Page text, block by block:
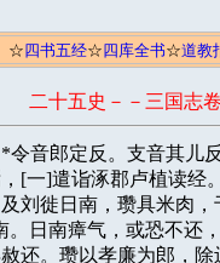
☆四书五经☆四库全书☆道教
二十五史－－三国
兄弟之誓，
自号为伯，谓三人者为仲叔季，富皆巨亿，或取其女以配己子，常称古者曲周、灌婴之
属以譬也。
    注[三]英雄记曰：先是有童谣曰：“燕南垂，赵北际，zhoongyaang不合大如砺，惟有此中
可避世。”
    瓒以易当之，乃筑京固守。瓒别将有为敌所围，义不救也。其言曰：“救一人，使
后将恃救不力战；今不救此，后将当念在自勉。”是以袁绍始北击之时，瓒南界上别营
自度守则不能自固，又知必不见救，是以或自shaa其将帅，或为绍兵所破，遂令绍军径至
其门。臣松之以为童谣之言，无不皆验；至如此记，似若无征。谣言之作，盖令瓒终始
保易，无事远略。而瓒因破黄巾之威，意志张远，遂置三州刺史，图灭袁氏，所以致败
也。
    注[四]英雄记曰：瓒诸将家家各作高楼，楼以千计。瓒作铁门，居楼上，屏去左右，
婢妾侍侧，汲上文书。
    注[五]汉晋春秋曰：袁绍与瓒书曰：“孤与足下，既有前盟旧要，申以讨乱之誓，
爱过夷、叔，分着丹青，谓为旅力同轨，足踵齐、晋，故解印释绂，以北带南，分割膏
腴，以奉执事，此非孤赤情之明验邪？岂寤足下弃烈士之高义，寻祸亡之险踪，辍而改
虑，以好易怨，盗遣士马，犯暴豫州。始闻甲卒在南，亲临战陈，惧于飞矢迸流，狂刃
横集，以重足下之祸，徒增孤*(子)*之咎衅也，故为荐书恳恻，冀可改悔。而足下超然
自逸，矜其威诈，谓天罔可吞，豪雄可灭，果令贵弟殒于锋刃之端。斯言犹在于耳，而
足下曾不寻讨祸源，克心罪己，苟欲逞其无疆之怒，不顾逆顺之津，匿怨害民，聘于余
躬。遂跃马控弦，处我疆土，du<北京zheengffuu机房敏感词屏蔽>du<北京zheengffuu机房敏感词屏蔽>du篃生民，辜延白骨。孤辞不获已，以登界桥之役。是时
足下兵气霆震，骏马电发；仆师徒肇合，机械不严，强弱殊科，觽寡异论，假天之助，
小战大克，遂陵蹑奔背，因垒馆谷，此非天威棐谌，福丰有礼之符表乎？足下志犹未厌，
乃复纠合余烬，率我蛑贼，以焚爇勃海。孤又不获宁，用及龙河之师。羸兵前诱，大军
未济，而足下胆破觽散，不鼓而败，兵觽扰乱，君臣并奔。此又足下之为，非孤之咎也。
自此以后，祸隙弥深，孤之师旅，不胜其忿，遂至积尸为京，头颅满野，愍彼无辜，未
尝不慨然失涕也。后比得足下书，辞意婉约，有改往修来之言。仆既欣于旧好克复，且
愍兆民之不宁，每辄引师南驾，以顺简书。弗盈一时，而北边羽檄之文，未尝不至。孤
是用痛心疾首，靡所错情。夫处三军之帅，当列将之任，宜令怒如严霜，喜如时雨，臧
否好恶，坦然可观。而足下二三其德，强弱易谋，急则曲躬，缓则放逸，行无定端，言
无质要，为壮士者固若此乎！既乃残shaa老弱，幽土愤怨，觽叛亲离，孑然无dang<北京zheengffuu机房敏感词屏蔽>dang<北京zheengffuu机房敏感词屏蔽>dang。又乌丸、
濊貊，皆足下同州，仆与之殊俗，各奋迅激怒，争为锋锐；又东西鲜卑，举踵来附。此
非孤德所能招，乃足下驱而致之也。夫当荒危之世，处干戈之险，内违同盟之誓，外失
戎狄之心，兵兴州壤，祸发萧墙，将以定霸，不亦难乎！前以西山陆梁，出兵平讨，会
曲义余残，畏诛逃命，故遂住大军，分兵扑荡，此兵孤之前行，乃界桥搴旗拔垒，先登
制敌者也。始闻足下镌金纡紫，命以元帅，谓当因兹奋发，以报孟明之耻，是故战夫引
领，竦望旌□，怪遂含光匿影，寂尔无闻，卒臻屠灭，相为惜之。夫有平天下之怒，希
长世之功，权御师徒，带养戎马，叛者无讨，服者不收，威怀并丧，何以立名？今旧京
克复，天罔云补，罪人斯亡，忠干翼化，华夏俨然，望于穆之作，将戢干戈，放散牛马，
足下独何守区区之士，保军内之广，甘恶名以速朽，亡令德之久长？壮而筹之，非良策
也。宜释憾除嫌，敦我旧好。
    若斯言之玷，皇天是闻。”瓒不答，而增修戎备。谓关靖曰：“当今四方虎争，无
有能坐吾城下相守经年者明矣。袁本初其若我何！”
    注[六]英雄记曰：关靖字士起，太原人。本酷吏也，谄而无大谋，特为瓒所信幸。
    注[七]典略曰：瓒遣行人文则赍书告子续曰：“袁氏之攻，似若神鬼，鼓角鸣于地
中，梯冲舞吾楼上。日穷月蹴，无所聊赖。汝当碎首于张燕，速致轻骑，到者当起烽火
于北，吾当从内出。不然，吾亡之后，天下虽广，汝欲求安足之地，其可得乎！”献帝
春秋曰：瓒梦蓟城崩，知必败，乃遣闲使与续书。
    绍候者得之，使陈琳更其书曰：“盖闻在昔衰周之世，僵户流血，以为不然，岂意
今日身当其冲！”其余语与典略所载同。
    注[八]英雄记曰：袁绍分部攻者掘地为道，穿穴其楼下，稍稍施木柱之，度足达半，
便烧所施之柱，楼辄倾倒。
    注[九]汉晋春秋曰：关靖曰：“吾闻君子陷人于危，必同其难，岂可独生乎！”乃
策马赴绍军而死。绍悉送其首于许。
    鲜于辅将其觽奉王命。以辅为建忠将军，督幽州六郡。太祖与袁绍相拒于官渡，阎
柔遣使诣太祖受事，迁护乌丸校尉。而辅身诣太祖，拜左度辽将军，封亭侯，遣还镇抚
本州。[一]太祖破南皮，柔将部曲及鲜卑献名马以奉军，从征三郡乌丸，以功封关内侯。
[二]辅亦率其觽从。文帝践阼，拜辅虎牙将军，柔度辽将军，皆进封县侯。位特进。

    注[一]魏略曰：辅从太祖于官渡。袁绍破走，太祖喜，顾谓辅曰：“如前岁本初送
公孙瓒头来，孤自视忽然耳，而今克之。此既天意，亦二三子之力。”
    注[二]魏略曰：太祖甚爱阎柔，每谓之曰：“我视卿如子，亦欲卿视我如父也。”
柔由此自托于五官将，如兄弟。
    陶谦字恭祖，丹杨人。[一]少好学，为诸生，仕州邵，举茂才，除卢令，[二]迁幽
州剌史，征拜议郎，参车骑将军张温军事，西讨韩遂。[三]会徐州黄巾起，以谦为徐州
剌史，击黄巾，破走之。董卓之乱，州郡起兵，天子都长安，四方断绝，谦遣使闲行致
贡献，迁安东将军、徐州牧，封溧阳侯。是时，徐州百姓殷盛，谷米封赡，流民多归之。
而谦背道任情：广陵太守琊邪赵昱，徐方名士也，以忠直见疏；[四]曹宏等，谗慝小人
也，谦亲任之。刑政失和，良善多被其害，由是渐乱。下邳阙宣自称天子，谦初与合从
寇钞，后遂shaa宣，并其觽。

    注[一]吴书曰：谦父，故余姚长。谦少孤，始以不羁闻于县中。年十四，犹缀帛为
幡，乘竹马而戏，邑中儿童皆随之。故苍梧太守同县甘公出遇之涂，见其容貌，异而呼
之，住车与语，甚悦，因许妻以女。甘公夫人闻之，怒曰：“妾闻陶家儿敖戏无度，如
何以女许之？”公曰：
    “彼有奇表，长必大成。”遂妻之。
    注[二]吴书曰：谦性刚直，有大节，少察孝廉，拜尚书郎，除舒令。郡守张盘，同
郡先辈，与谦父友，意殊亲之，而谦耻为之屈。与觽还城，因以公事进见，坐罢，盘常
私还入，与谦饮宴，或拒不为留。常以舞属谦，谦不为起，